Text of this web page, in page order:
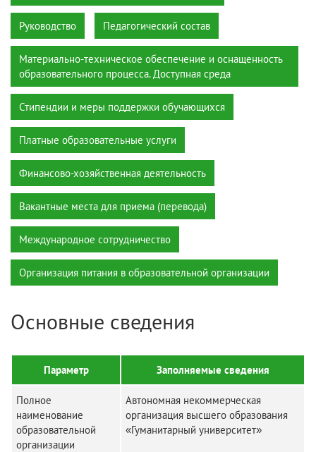
Руководство Педагогический состав
Материально-техническое обеспечение и оснащенность
образовательного процесса. Доступная среда
Стипендии и меры поддержки обучающихся
Платные образовательные услуги
Финансово-хозяйственная деятельность
Вакантные места для приема (перевода)
Международное сотрудничество
Организация питания в образовательной организации
Основные сведения
Параметр Заполняемые сведения
Полное
наименование
образовательной
организации
Автономная некоммерческая
организация высшего образования
«Гуманитарный университет»